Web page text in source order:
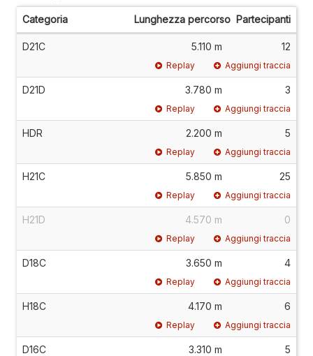
Categoria Lunghezza percorso Partecipanti
D21C 5.110 m 12
Replay Aggiungi traccia
D21D 3.780 m 3
Replay Aggiungi traccia
HDR 2.200 m 5
Replay Aggiungi traccia
H21C 5.850 m 25
Replay Aggiungi traccia
H21D 4.570 m 0
Replay Aggiungi traccia
D18C 3.650 m 4
Replay Aggiungi traccia
H18C 4.170 m 6
Replay Aggiungi traccia
D16C 3.310 m 5